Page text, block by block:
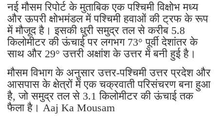
नई मौसम रिपोर्ट के मुताबिक एक पश्चिमी विक्षोभ मध्य
और ऊपरी क्षोभमंडल में पश्चिमी हवाओं की ट्रफ के रूप
में मौजूद है। इसकी धुरी समुद्र तल से करीब 5.8
किलोमीटर की ऊंचाई पर लगभग 73° पूर्वी देशांतर के
साथ और 29° उत्तरी अक्षांश के उत्तर में बनी हुई है।
मौसम विभाग के अनुसार उत्तर-पश्चिमी उत्तर प्रदेश और
आसपास के क्षेत्रों में एक चक्रवाती परिसंचरण बना हुआ
है, जो समुद्र तल से 3.1 किलोमीटर की ऊंचाई तक
फैला है। Aaj Ka Mousam